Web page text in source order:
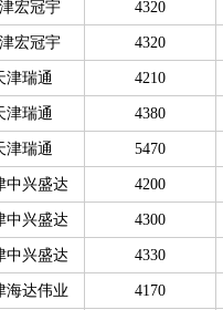
宏冠宇 4320
宏冠宇 4320
津瑞通 4210
津瑞通 4380
津瑞通 5470
中兴盛达 4200
中兴盛达 4300
中兴盛达 4330
海达伟业 4170